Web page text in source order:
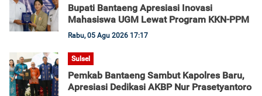
Bupati Bantaeng Apresiasi Inovasi
Mahasiswa UGM Lewat Program KKN-PPM
Rabu, 05 Agu 2026 17:17
Sulsel
Pemkab Bantaeng Sambut Kapolres Baru,
Apresiasi Dedikasi AKBP Nur Prasetyantoro